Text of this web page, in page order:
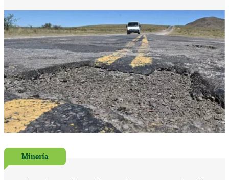
Minería